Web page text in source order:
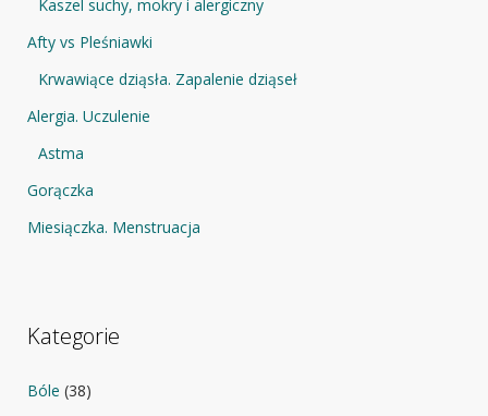
Kaszel suchy, mokry i alergiczny
Afty vs Pleśniawki
Krwawiące dziąsła. Zapalenie dziąseł
Alergia. Uczulenie
Astma
Gorączka
Miesiączka. Menstruacja
Kategorie
Bóle (38)